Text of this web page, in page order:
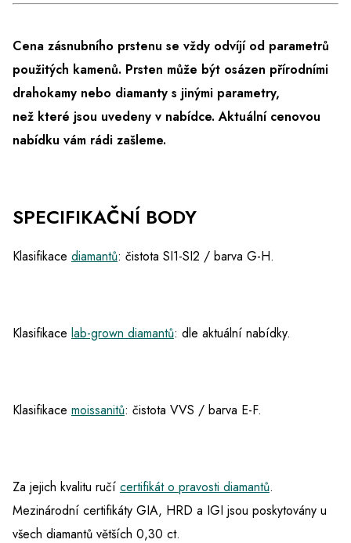
Cena zásnubního prstenu se vždy odvíjí od parametrů
použitých kamenů. Prsten může být osázen přírodními
drahokamy nebo diamanty s jinými parametry,
než které jsou uvedeny v nabídce.Aktuální cenovou
nabídku vám rádi zašleme.
SPECIFIKAČNÍ BODY
Klasifikace diamantů: čistota SI1-SI2 / barva G-H.
Klasifikace lab-grown diamantů: dle aktuální nabídky.
Klasifikace moissanitů: čistota VVS / barva E-F.
Za jejich kvalitu ručí certifikát o pravosti diamantů.
Mezinárodní certifikáty GIA, HRD a IGI jsou poskytovány u
všech diamantů větších 0,30 ct.